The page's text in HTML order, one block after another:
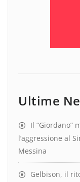
Ultime
Il “Giordano”
l’aggressione al
Messina
Gelbison, il